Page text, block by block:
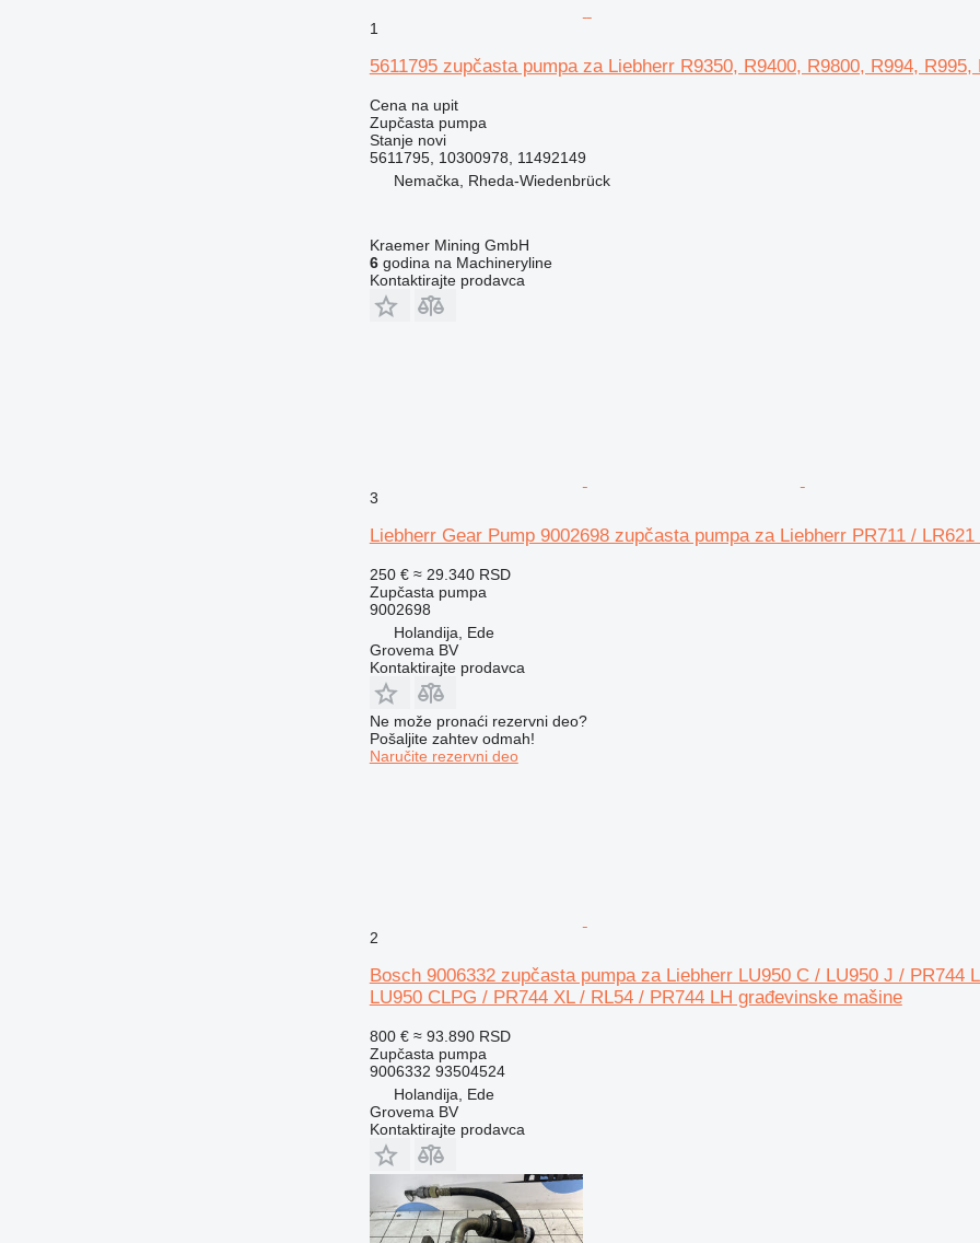
1
5611795 zupčasta pumpa za Liebherr R9350, R9400, R9800, R994, R995,
Cena na upit
Zupčasta pumpa
Stanjenovi
5611795, 10300978, 11492149
Nemačka, Rheda-Wiedenbrück
Kraemer Mining GmbH
6godina na Machineryline
Kontaktirajte prodavca
3
Liebherr Gear Pump 9002698 zupčasta pumpa za Liebherr PR711 /
250 € ≈ 29.340 RSD
Zupčasta pumpa
9002698
Holandija, Ede
Grovema BV
Kontaktirajte prodavca
Ne može pronaći rezervni dеo?
Pošaljite zahtev odmah!
Naručite rezervni dеo
2
Bosch 9006332 zupčasta pumpa za Liebherr LU950 C / LU950 J / PR744
LU950 CLPG / PR744 XL / RL54 / PR744 LH građevinske mašine
800 € ≈ 93.890 RSD
Zupčasta pumpa
9006332 93504524
Holandija, Ede
Grovema BV
Kontaktirajte prodavca